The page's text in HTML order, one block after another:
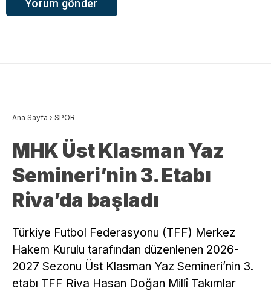
Ana Sayfa › SPOR
MHK Üst Klasman Yaz
Semineri’nin 3. Etabı
Riva’da başladı
Türkiye Futbol Federasyonu (TFF) Merkez
Hakem Kurulu tarafından düzenlenen 2026-
2027 Sezonu Üst Klasman Yaz Semineri’nin 3.
etabı TFF Riva Hasan Doğan Millî Takımlar